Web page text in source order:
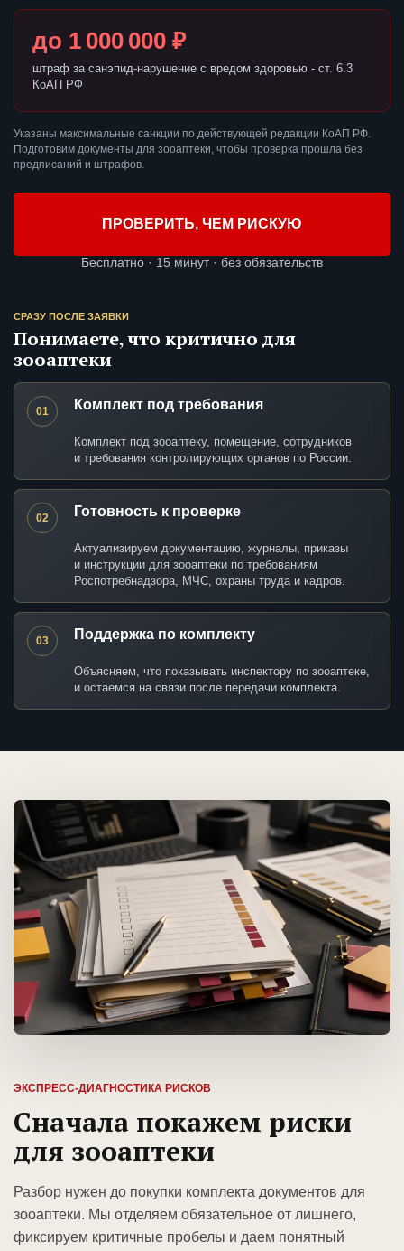
до 1 000 000 ₽
штраф за санэпид-нарушение с вредом здоровью - ст. 6.3
КоАП РФ
Указаны максимальные санкции по действующей редакции КоАП РФ.
Подготовим документы для зооаптеки, чтобы проверка прошла без
предписаний и штрафов.
ПРОВЕРИТЬ, ЧЕМ РИСКУЮ
Бесплатно · 15 минут · без обязательств
СРАЗУ ПОСЛЕ ЗАЯВКИ
Понимаете, что критично для
зооаптеки
01 Комплект под требования
Комплект под зооаптеку, помещение, сотрудников
и требования контролирующих органов по России.
02 Готовность к проверке
Актуализируем документацию, журналы, приказы
и инструкции для зооаптеки по требованиям
Роспотребнадзора, МЧС, охраны труда и кадров.
03 Поддержка по комплекту
Объясняем, что показывать инспектору по зооаптеке,
и остаемся на связи после передачи комплекта.
ЭКСПРЕСС-ДИАГНОСТИКА РИСКОВ
Сначала покажем риски
для зооаптеки
Разбор нужен до покупки комплекта документов для
зооаптеки. Мы отделяем обязательное от лишнего,
фиксируем критичные пробелы и даем понятный